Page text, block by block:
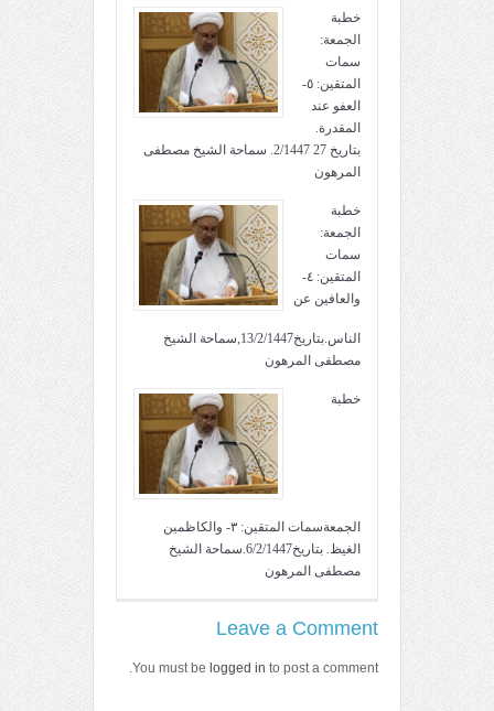
خطبة
الجمعة:
سمات
المتقين: ٥-
العفو عند
المقدرة.
بتاريخ 27 2/1447. سماحة الشيخ مصطفى
المرهون
خطبة
الجمعة:
سمات
المتقين: ٤-
والعافين عن
الناس.بتاريخ13/2/1447,سماحة الشيخ
مصطفى المرهون
خطبة
الجمعةسمات المتقين: ٣- والكاظمين
الغيظ. بتاريخ6/2/1447.سماحة الشيخ
مصطفى المرهون
Leave a Comment
You must be logged in to post a comment.